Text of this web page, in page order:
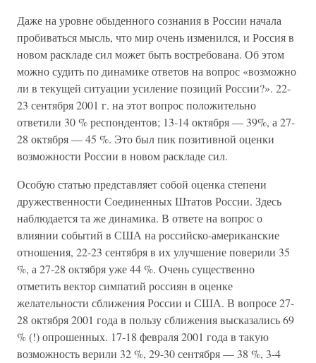
Даже на уровне обыденного сознания в России начала
пробиваться мысль, что мир очень изменился, и Россия в
новом раскладе сил может быть востребована. Об этом
можно судить по динамике ответов на вопрос «возможно
ли в текущей ситуации усиление позиций России?». 22-
23 сентября 2001 г. на этот вопрос положительно
ответили 30 % респондентов; 13-14 октября — 39%, а 27-
28 октября — 45 %. Это был пик позитивной оценки
возможности России в новом раскладе сил.
Особую статью представляет собой оценка степени
дружественности Соединенных Штатов России. Здесь
наблюдается та же динамика. В ответе на вопрос о
влиянии событий в США на российско-американские
отношения, 22-23 сентября в их улучшение поверили 35
%, а 27-28 октября уже 44 %. Очень существенно
отметить вектор симпатий россиян в оценке
желательности сближения России и США. В вопросе 27-
28 октября 2001 года в пользу сближения высказались 69
% (!) опрошенных. 17-18 февраля 2001 года в такую
возможность верили 32 %, 29-30 сентября — 38 %, 3-4